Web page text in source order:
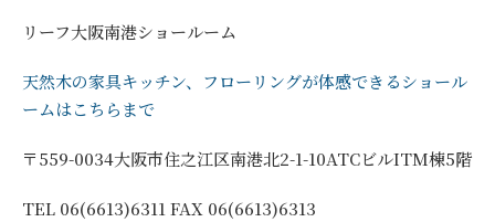
リーフ大阪南港ショールーム
天然木の家具キッチン、フローリングが体感できるショール
ームはこちらまで
〒559-0034大阪市住之江区南港北2-1-10ATCビルITM棟5階
TEL 06(6613)6311 FAX 06(6613)6313